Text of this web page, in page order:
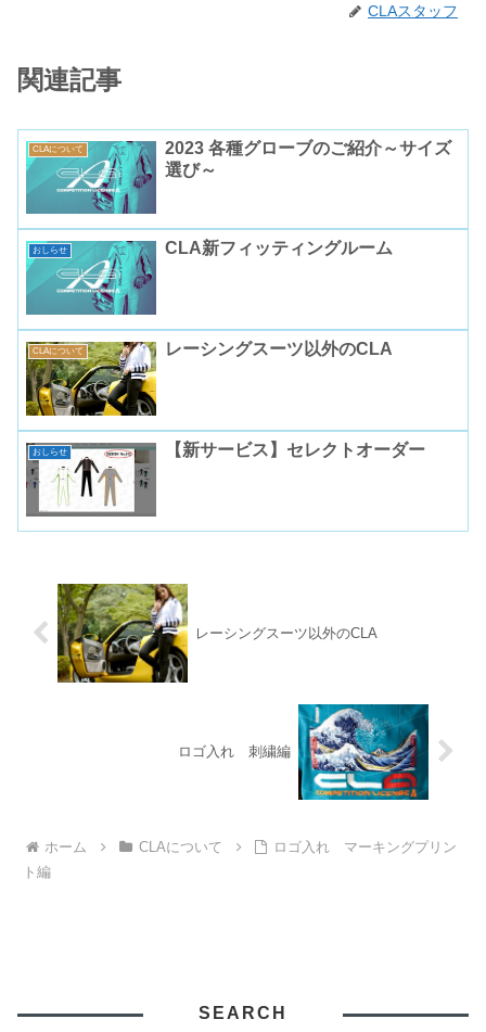
CLAスタッフ
関連記事
CLAについて
2023 各種グローブのご紹介～サイズ
選び～
おしらせ CLA新フィッティングルーム
CLAについて レーシングスーツ以外のCLA
おしらせ 【新サービス】セレクトオーダー
レーシングスーツ以外のCLA
ロゴ入れ 刺繍編
ホーム CLAについて
ロゴ入れ マーキングプリン
ト編
SEARCH